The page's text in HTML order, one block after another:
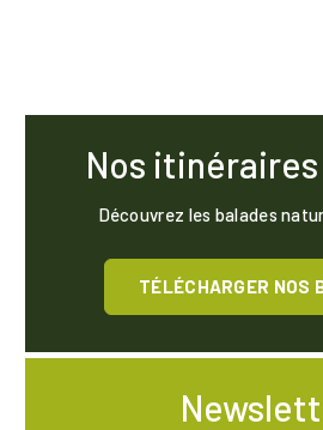
Nos
Découvrez les balades
TÉLÉCHARGER NOS